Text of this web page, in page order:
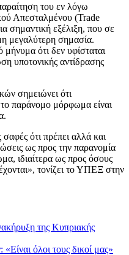
του εν λόγω
Απεσταλμένου (Trade
σημαντική εξέλιξη, που σε
μεγαλύτερη σημασία.
ότι δεν υφίσταται
υποτονικής αντίδρασης
σημειώνει ότι
παράνομο μόρφωμα είναι
ότι πρέπει αλλά και
ως προς την παρανομία
ιδιαίτερα ως προς όσους
τονίζει το ΥΠΕΞ στην
της Κυπριακής
όλοι τους δικοί μας»